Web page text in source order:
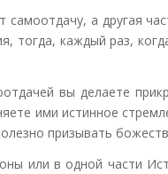
самоотдачу, а другая
тогда, каждый раз,
вы делаете
ими истинное
призывать
или в одной части